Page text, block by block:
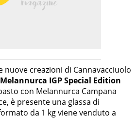
nuove creazioni di Cannavacciuolo
IGP Special Edition
con Melannurca Campana
è presente una glassa di
da 1 kg viene venduto a